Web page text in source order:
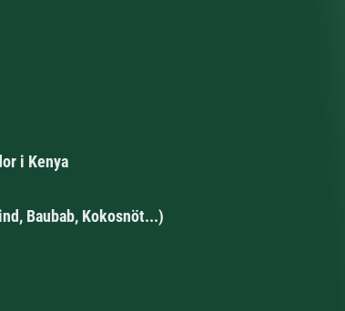
i Kenya
Baubab, Kokosnöt...)